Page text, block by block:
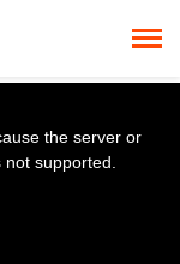
the server or
supported.